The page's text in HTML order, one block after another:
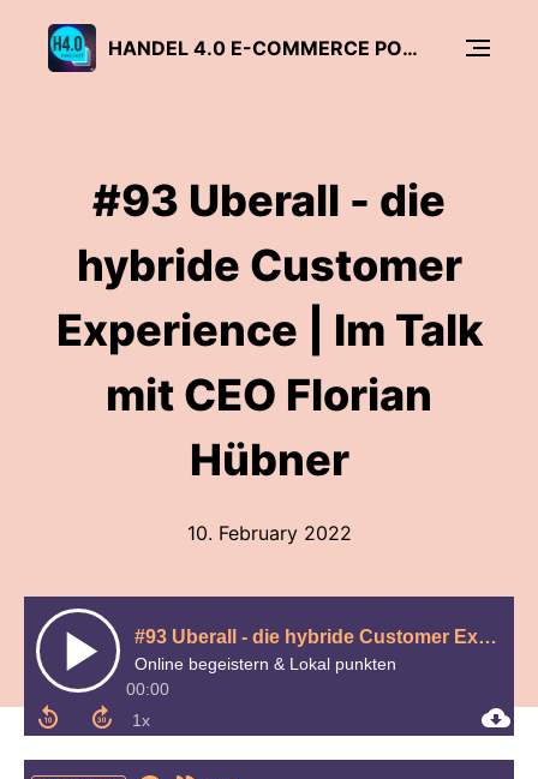
HANDEL 4.0 E-COMMERCE PODCAST
#93 Uberall - die
hybride Customer
Experience | Im Talk
mit CEO Florian
Hübner
10. February 2022
#93 Uberall - die hybride Customer Experience | Im Talk mit CEO Florian Hübner
Online begeistern & Lokal punkten
00:00